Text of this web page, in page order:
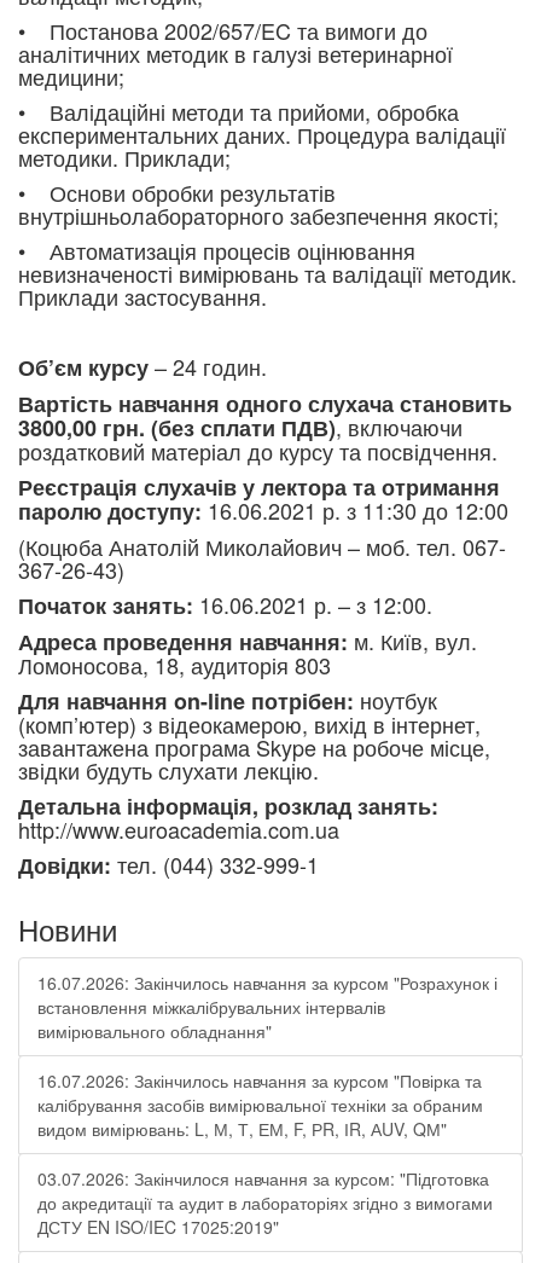
• Постанова 2002/657/EC та вимоги до
аналітичних методик в галузі ветеринарної
медицини;
• Валідаційні методи та прийоми, обробка
експериментальних даних. Процедура валідації
методики. Приклади;
• Основи обробки результатів
внутрішньолабораторного забезпечення якості;
• Автоматизація процесів оцінювання
невизначеності вимірювань та валідації методик.
Приклади застосування.
Об’єм курсу– 24 годин.
Вартість навчання одного слухача становить
3800,00 грн. (без сплати ПДВ), включаючи
роздатковий матеріал до курсу та посвідчення.
Реєстрація слухачів у лектора та отримання
паролю доступу: 16.06.2021 р. з 11:30 до 12:00
(Коцюба Анатолій Миколайович – моб. тел. 067-
367-26-43)
Початок занять: 16.06.2021 р. – з 12:00.
Адреса проведення навчання: м. Київ, вул.
Ломоносова, 18, аудиторія 803
Для навчання on-line потрібен: ноутбук
(комп’ютер) з відеокамерою, вихід в інтернет,
завантажена програма Skype на робоче місце,
звідки будуть слухати лекцію.
Детальна інформація, розклад занять:
http://www.euroacademia.com.ua
Довідки: тел. (044) 332-999-1
Новини
16.07.2026: Закінчилось навчання за курсом "Розрахунок і
встановлення міжкалібрувальних інтервалів
вимірювального обладнання"
16.07.2026: Закінчилось навчання за курсом "Повірка та
калібрування засобів вимірювальної техніки за обраним
видом вимірювань: L, М, Т, ЕМ, F, РR, ІR, АUV, QМ"
03.07.2026: Закінчилося навчання за курсом: "Підготовка
до акредитації та аудит в лабораторіях згідно з вимогами
ДСТУ EN ISO/IEC 17025:2019"